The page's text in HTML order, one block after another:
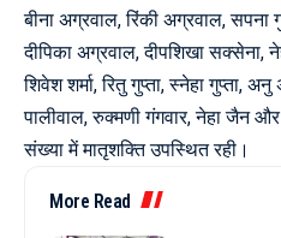
बीना अग्रवाल, रिंकी अग्रवाल, सपना
दीपिका अग्रवाल, दीपशिखा सक्सेना,
शिवेश शर्मा, रितु गुप्ता, स्नेहा गुप्ता,
पालीवाल, रुक्मणी गंगवार, नेहा जैन
संख्या में मातृशक्ति उपस्थित रही।
More Read